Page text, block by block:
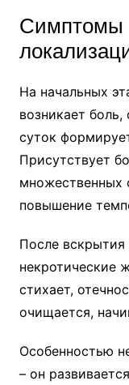
Симптомы
На начальных
возникает
суток
Присутствует
множественных
повышение
После
некротические
стихает,
очищается,
Особенностью
– он